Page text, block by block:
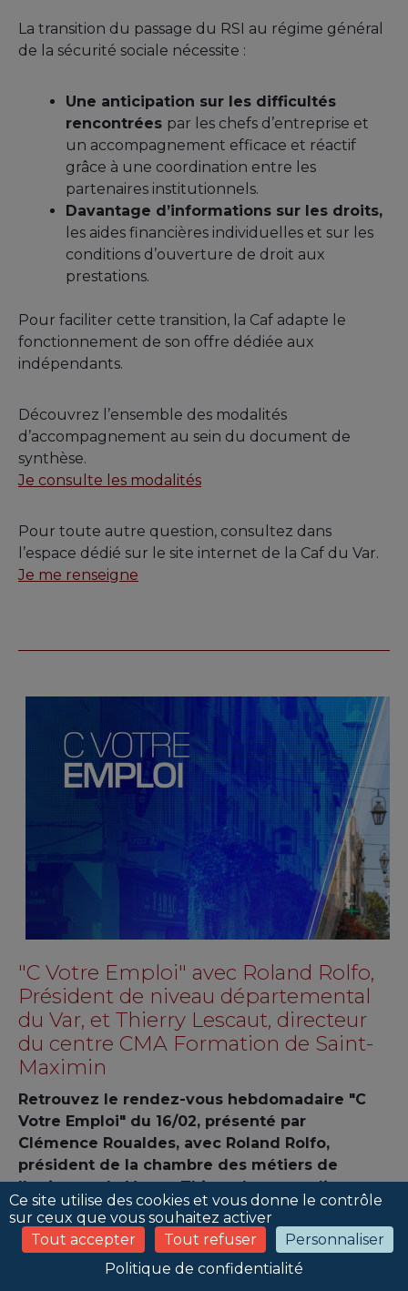
La transition du passage du RSI au régime général
de la sécurité sociale nécessite :
Une anticipation sur les difficultés
rencontrées par les chefs d’entreprise et
un accompagnement efficace et réactif
grâce à une coordination entre les
partenaires institutionnels.
Davantage d’informations sur les droits,
les aides financières individuelles et sur les
conditions d’ouverture de droit aux
prestations.
Pour faciliter cette transition, la Caf adapte le
fonctionnement de son offre dédiée aux
indépendants.
Découvrez l’ensemble des modalités
d’accompagnement au sein du document de
synthèse.
Je consulte les modalités
Pour toute autre question, consultez dans
l’espace dédié sur le site internet de la Caf du Var.
Je me renseigne
"C Votre Emploi" avec Roland Rolfo,
Président de niveau départemental
du Var, et Thierry Lescaut, directeur
du centre CMA Formation de Saint-
Maximin
Retrouvez le rendez-vous hebdomadaire "C
Votre Emploi" du 16/02, présenté par
Clémence Roualdes, avec Roland Rolfo,
président de la chambre des métiers de
l'artisanat du Var, et Thierry Lescaut, directeur
du centre CMA Formation de Saint-Maximin.
en partenariat avec La Varappe, sur BFM
Toulon Var.
Ce site utilise des cookies et vous donne le contrôle
sur ceux que vous souhaitez activer
Tout accepter
Tout refuser
Personnaliser
Politique de confidentialité